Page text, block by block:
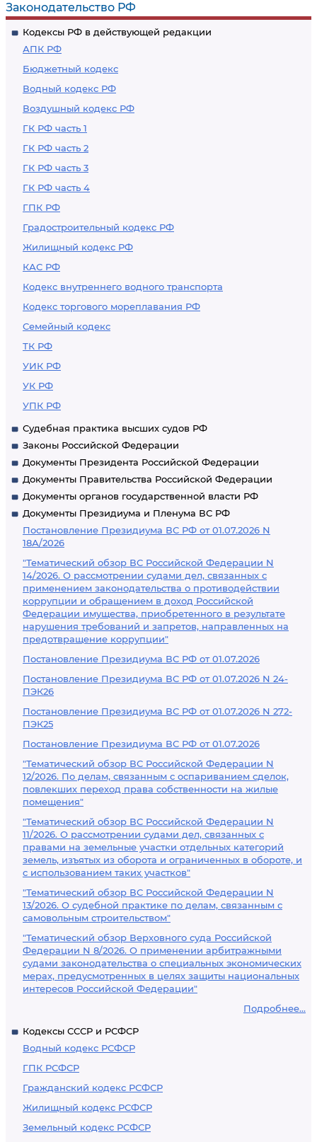
Законодательство РФ
Кодексы РФ в действующей редакции
АПК РФ
Бюджетный кодекс
Водный кодекс РФ
Воздушный кодекс РФ
ГК РФ часть 1
ГК РФ часть 2
ГК РФ часть 3
ГК РФ часть 4
ГПК РФ
Градостроительный кодекс РФ
Жилищный кодекс РФ
КАС РФ
Кодекс внутреннего водного транспорта
Кодекс торгового мореплавания РФ
Семейный кодекс
ТК РФ
УИК РФ
УК РФ
УПК РФ
Судебная практика высших судов РФ
Законы Российской Федерации
Документы Президента Российской Федерации
Документы Правительства Российской Федерации
Документы органов государственной власти РФ
Документы Президиума и Пленума ВС РФ
Постановление Президиума ВС РФ от 01.07.2026 N
18А/2026
"Тематический обзор ВС Российской Федерации N
14/2026. О рассмотрении судами дел, связанных с
применением законодательства о противодействии
коррупции и обращением в доход Российской
Федерации имущества, приобретенного в результате
нарушения требований и запретов, направленных на
предотвращение коррупции"
Постановление Президиума ВС РФ от 01.07.2026
Постановление Президиума ВС РФ от 01.07.2026 N 24-
ПЭК26
Постановление Президиума ВС РФ от 01.07.2026 N 272-
ПЭК25
Постановление Президиума ВС РФ от 01.07.2026
"Тематический обзор ВС Российской Федерации N
12/2026. По делам, связанным с оспариванием сделок,
повлекших переход права собственности на жилые
помещения"
"Тематический обзор ВС Российской Федерации N
11/2026. О рассмотрении судами дел, связанных с
правами на земельные участки отдельных категорий
земель, изъятых из оборота и ограниченных в обороте, и
с использованием таких участков"
"Тематический обзор ВС Российской Федерации N
13/2026. О судебной практике по делам, связанным с
самовольным строительством"
"Тематический обзор Верховного суда Российской
Федерации N 8/2026. О применении арбитражными
судами законодательства о специальных экономических
мерах, предусмотренных в целях защиты национальных
интересов Российской Федерации"
Подробнее...
Кодексы СССР и РСФСР
Водный кодекс РСФСР
ГПК РСФСР
Гражданский кодекс РСФСР
Жилищный кодекс РСФСР
Земельный кодекс РСФСР
полномочий)
отдельных категорий
лиц